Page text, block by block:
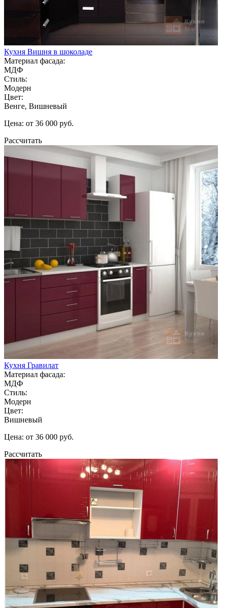
Кухня Вишня в шоколаде
Материал фасада:
МДФ
Стиль:
Модерн
Цвет:
Венге, Вишневый
Цена: от 36 000 руб.
Рассчитать
Кухня Гравилат
Материал фасада:
МДФ
Стиль:
Модерн
Цвет:
Вишневый
Цена: от 36 000 руб.
Рассчитать